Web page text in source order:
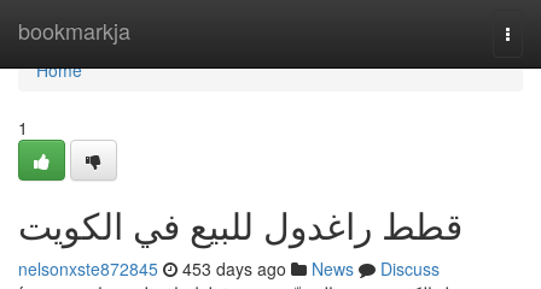
bookmarkja
Home
Home
1
قطط راغدول للبيع في الكويت
nelsonxste872845 453 days ago News
Discuss